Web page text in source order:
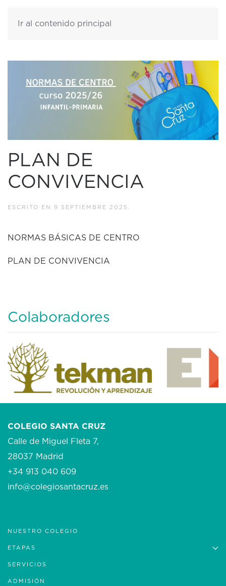
Ir al contenido principal
PLAN DE
CONVIVENCIA
ESCRITO EN 9 SEPTIEMBRE 2025
NORMAS BÁSICAS DE CENTRO
PLAN DE CONVIVENCIA
Colaboradores
COLEGIO SANTA CRUZ
Calle de Miguel Fleta 7,
28037 Madrid
+34 913 040 609
info@colegiosantacruz.es
NUESTRO COLEGIO
ETAPAS
SERVICIOS
ADMISIÓN